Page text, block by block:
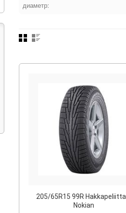
диаметр:
205/65R15 99R Hakkapeliitta
Nokian